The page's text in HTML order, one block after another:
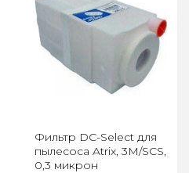
Фильтр DC-Select для
пылесоса Atrix, 3М/SCS,
0,3 микрон